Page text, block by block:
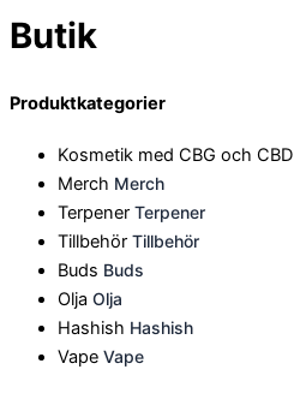
Butik
Produktkategorier
Kosmetik med CBG och CBD
Merch Merch
Terpener Terpener
Tillbehör Tillbehör
Buds Buds
Olja Olja
Hashish Hashish
Vape Vape